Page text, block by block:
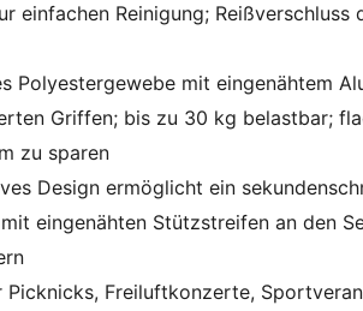
einfachen Reinigung;
Polyestergewebe mit eingenähtem
Griffen; bis zu 30 kg belastbar;
zu sparen
Design ermöglicht ein
eingenähten Stützstreifen an den
Picknicks, Freiluftkonzerte,